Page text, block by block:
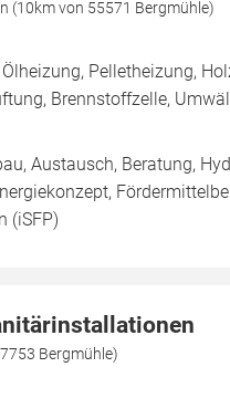
(10km von 55571 Bergmühle)
Pelletheizung,
Brennstoffzelle,
Austausch, Beratung,
(iSFP)
Bergmühle)